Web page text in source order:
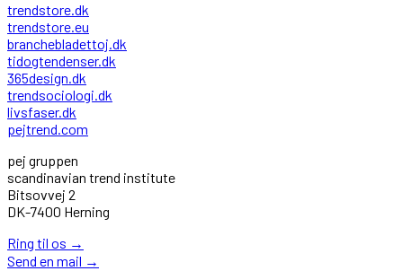
trendstore.dk
trendstore.eu
branchebladettoj.dk
tidogtendenser.dk
365design.dk
trendsociologi.dk
livsfaser.dk
pejtrend.com
pej gruppen
scandinavian trend institute
Bitsovvej 2
DK-7400 Herning
Ring til os →
Send en mail →